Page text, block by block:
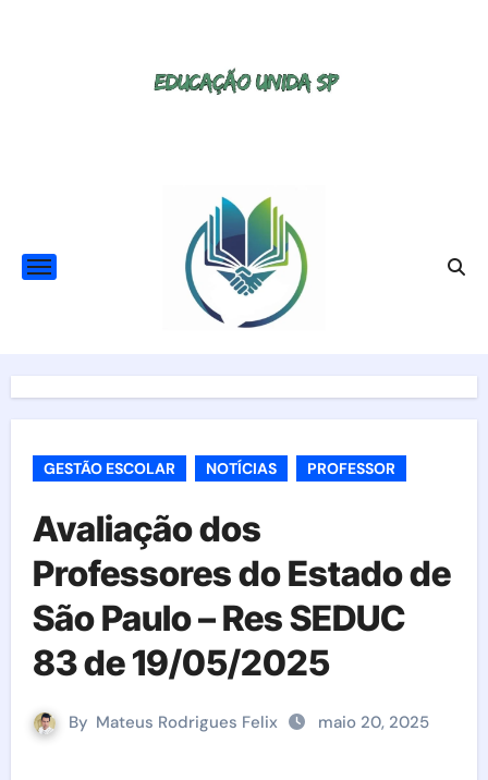
GESTÃO ESCOLAR NOTÍCIAS PROFESSOR
Avaliação dos
Professores do Estado de
São Paulo – Res SEDUC
83 de 19/05/2025
By Mateus Rodrigues Felix maio 20, 2025